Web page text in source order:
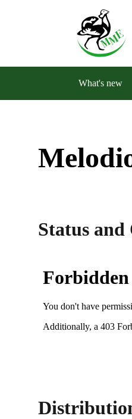
What's new
Status and